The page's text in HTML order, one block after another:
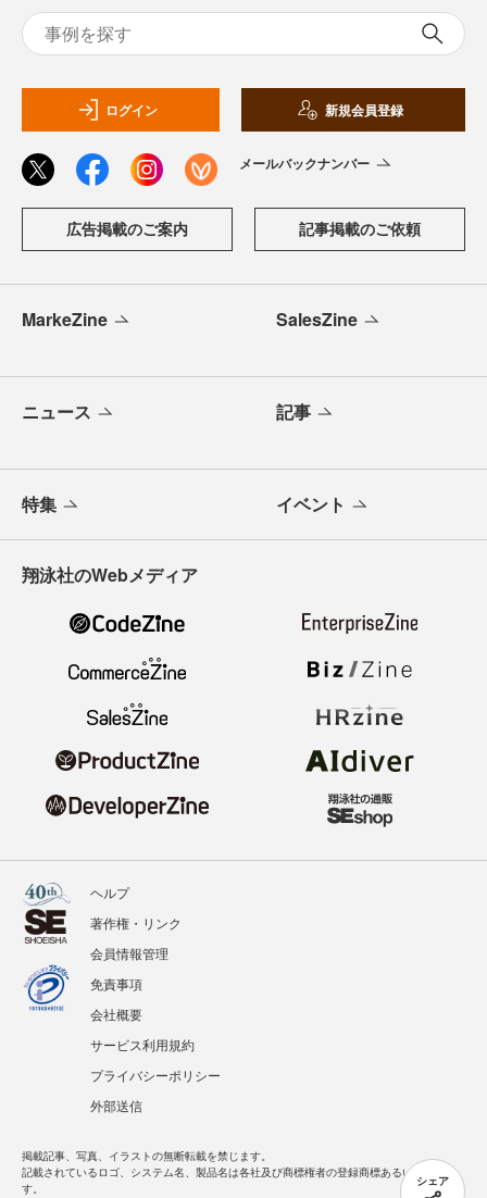
シェア
ログイン 新規会員登録
メールバックナンバー
広告掲載のご案内 記事掲載のご依頼
MarkeZine SalesZine
ニュース 記事
特集 イベント
翔泳社のWebメディア
ヘルプ
著作権・リンク
会員情報管理
免責事項
会社概要
サービス利用規約
プライバシーポリシー
外部送信
掲載記事、写真、イラストの無断転載を禁じます。
記載されているロゴ、システム名、製品名は各社及び商標権者の登録商標あるいは商標で
す。